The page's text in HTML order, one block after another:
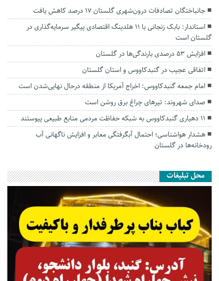
جانباختگان تصادفات درون‌شهری گلستان ۱۷ درصد کاهش یافت
استاندار: بابک زنجانی با ۱۱ هلدینگ اقتصادی پیگیر سرمایه‌گذاری در
گلستان است
افزایش ۵۳ درصدی بارندگی‌ها در گلستان
اتفاقی عجیب در‌ گنبدکاووس و استان گلستان
امام جمعه گنبدکاووس: اخراج آمریکا از منطقه درحال نهایی‌شدن است
صدای شهروند: تیرهای چراغ برق روشن است
۱۱ دهیاری گنبدکاووس به شبکه حفاظت مردمی منابع طبیعی پیوستند
هشدار هواشناسی؛ احتمال آبگرفتگی معابر و افزایش ناگهانی آب
رودخانه‌ها در گلستان
محل تبلیغات